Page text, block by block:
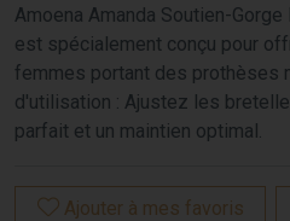
Amoena Amanda Soutien-
est spécialement conçu pour
femmes portant des prothèses
d'utilisation : Ajustez les
parfait et un maintien optimal.
Ajouter à mes favoris